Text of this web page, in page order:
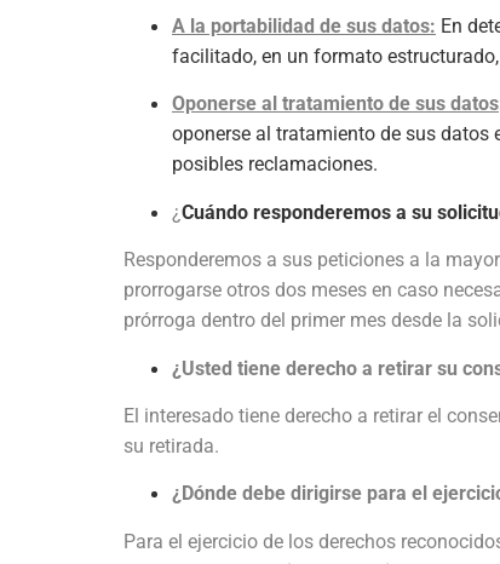
A la portabilidad de sus datos: En
facilitado, en un formato
Oponerse al tratamiento de sus datos
oponerse al tratamiento de sus datos
posibles reclamaciones.
¿Cuándo responderemos a su
Responderemos a sus peticiones a la
prorrogarse otros dos meses en caso
prórroga dentro del primer mes desde la
¿Usted tiene derecho a retirar su
El interesado tiene derecho a retirar el
su retirada.
¿Dónde debe dirigirse para el
Para el ejercicio de los derechos